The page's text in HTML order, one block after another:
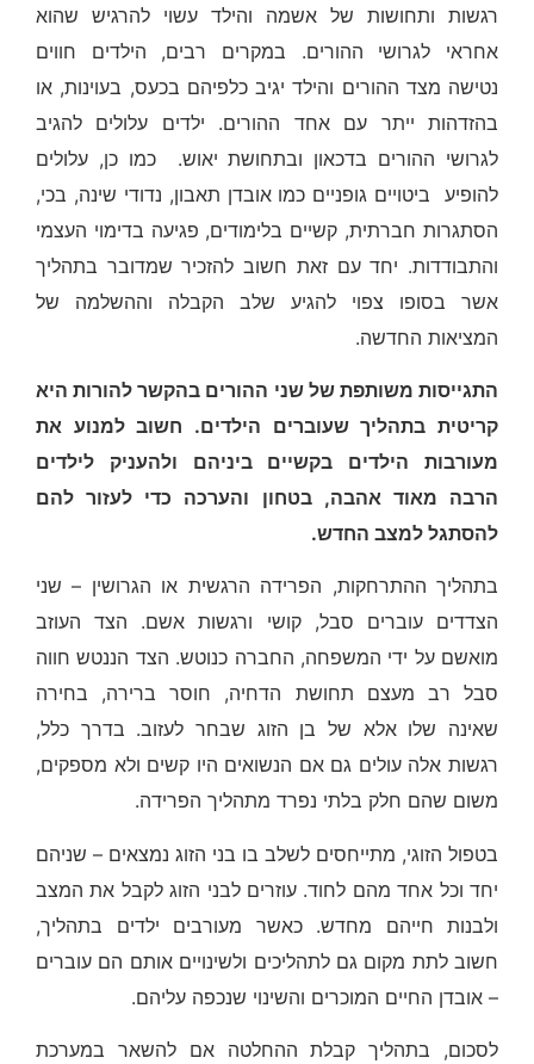
רגשות ותחושות של אשמה והילד עשוי להרגיש שהוא
אחראי לגרושי ההורים. במקרים רבים, הילדים חווים
נטישה מצד ההורים והילד יגיב כלפיהם בכעס, בעוינות, או
בהזדהות ייתר עם אחד ההורים. ילדים עלולים להגיב
לגרושי ההורים בדכאון ובתחושת יאוש. כמו כן, עלולים
להופיע ביטויים גופניים כמו אובדן תאבון, נדודי שינה, בכי,
הסתגרות חברתית, קשיים בלימודים, פגיעה בדימוי העצמי
והתבודדות. יחד עם זאת חשוב להזכיר שמדובר בתהליך
אשר בסופו צפוי להגיע שלב הקבלה וההשלמה של
המציאות החדשה.
התגייסות משותפת של שני ההורים בהקשר להורות היא
קריטית בתהליך שעוברים הילדים. חשוב למנוע את
מעורבות הילדים בקשיים ביניהם ולהעניק לילדים
הרבה מאוד אהבה, בטחון והערכה כדי לעזור להם
להסתגל למצב החדש.
בתהליך ההתרחקות, הפרידה הרגשית או הגרושין – שני
הצדדים עוברים סבל, קושי ורגשות אשם. הצד העוזב
מואשם על ידי המשפחה, החברה כנוטש. הצד הננטש חווה
סבל רב מעצם תחושת הדחיה, חוסר ברירה, בחירה
שאינה שלו אלא של בן הזוג שבחר לעזוב. בדרך כלל,
רגשות אלה עולים גם אם הנשואים היו קשים ולא מספקים,
משום שהם חלק בלתי נפרד מתהליך הפרידה.
בטפול הזוגי, מתייחסים לשלב בו בני הזוג נמצאים – שניהם
יחד וכל אחד מהם לחוד. עוזרים לבני הזוג לקבל את המצב
ולבנות חייהם מחדש. כאשר מעורבים ילדים בתהליך,
חשוב לתת מקום גם לתהליכים ולשינויים אותם הם עוברים
– אובדן החיים המוכרים והשינוי שנכפה עליהם.
לסכום, בתהליך קבלת ההחלטה אם להשאר במערכת